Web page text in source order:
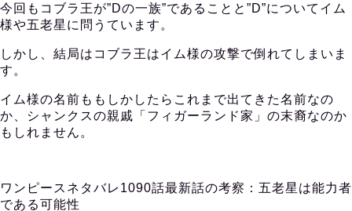
今回もコブラ王が”Dの一族”であることと”D”についてイム
様や五老星に問うています。
しかし、結局はコブラ王はイム様の攻撃で倒れてしまいま
す。
イム様の名前ももしかしたらこれまで出てきた名前なの
か、シャンクスの親戚「フィガーランド家」の末裔なのか
もしれません。
ワンピースネタバレ1090話最新話の考察：五老星は能力者
である可能性